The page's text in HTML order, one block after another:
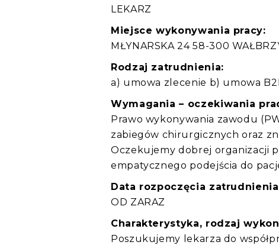
LEKARZ
Miejsce wykonywania pracy:
MŁYNARSKA 24 58-300
Rodzaj zatrudnienia:
a) umowa zlecenie b) umowa
Wymagania – oczekiwania
Prawo wykonywania zawodu
zabiegów chirurgicznych oraz
Oczekujemy dobrej organizacji
empatycznego podejścia do
Data rozpoczęcia
OD ZARAZ
Charakterystyka, rodzaj
Poszukujemy lekarza do